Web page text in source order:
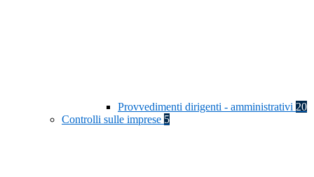
Provvedimenti dirigenti - amministrativi 20
Controlli sulle imprese 5